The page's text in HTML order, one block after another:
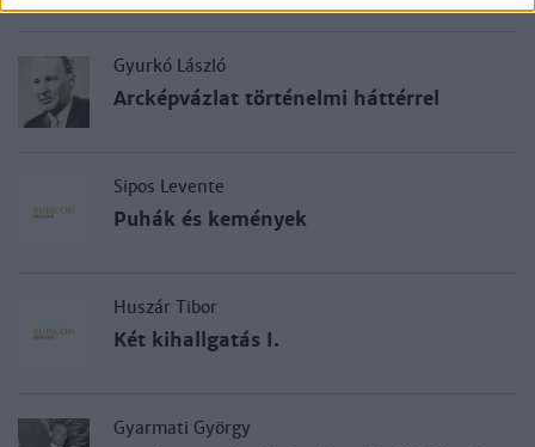
Gyurkó László
Arcképvázlat történelmi háttérrel
Sipos Levente
Puhák és kemények
Huszár Tibor
Két kihallgatás I.
Gyarmati György